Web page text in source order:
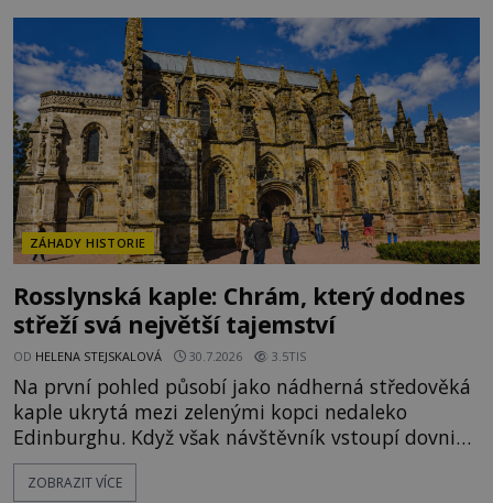
kolosů dokonce odhadem až 1650 tun. Jak lidé bez
moderních strojů dokázali takové giganty vytesat,
dopravit a přesně u
ZÁHADY HISTORIE
Rosslynská kaple: Chrám, který dodnes
střeží svá největší tajemství
OD HELENA STEJSKALOVÁ 30.7.2026 3.5TIS
Na první pohled působí jako nádherná středověká
kaple ukrytá mezi zelenými kopci nedaleko
Edinburghu. Když však návštěvník vstoupí dovnitř,
ocitá se uprostřed kamenného labyrintu symbolů,
které už po staletí podněcují představivost
ZOBRAZIT VÍCE